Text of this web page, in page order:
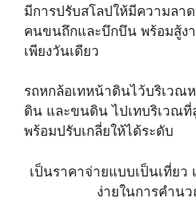
มีการปรับสโลปให้มีความลา
คนขนถึกและบึกบึน พร้อมสู้งา
เพียงวันเดียว
รถหกล้อเทหน้าดินไว้บริเวณ
ดิน และขนดิน ไปเทบริเวณที่
พร้อมปรับเกลี่ยให้ได้ระดับ
เป็นราคาจ่ายแบบเป็นเที่ยว
ง่ายในการคำน